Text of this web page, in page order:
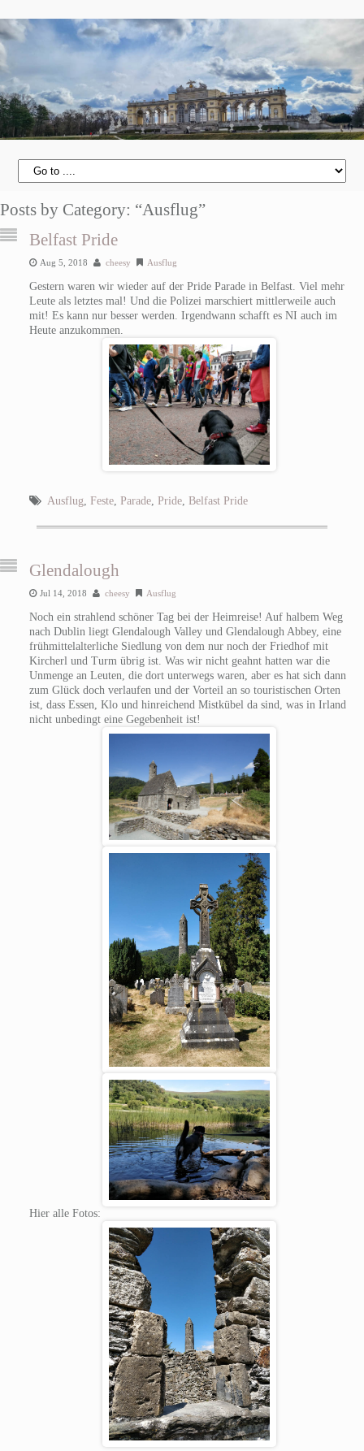
Posts by Category: “Ausflug”
Belfast Pride
Aug 5, 2018 cheesy Ausflug
Gestern waren wir wieder auf der Pride Parade in Belfast. Viel mehr
Leute als letztes mal! Und die Polizei marschiert mittlerweile auch
mit! Es kann nur besser werden. Irgendwann schafft es NI auch im
Heute anzukommen.
Ausflug Feste, Parade, Pride, Belfast Pride
Glendalough
Jul 14, 2018 cheesy Ausflug
Noch ein strahlend schöner Tag bei der Heimreise! Auf halbem Weg
nach Dublin liegt Glendalough Valley und Glendalough Abbey, eine
frühmittelalterliche Siedlung von dem nur noch der Friedhof mit
Kircherl und Turm übrig ist. Was wir nicht geahnt hatten war die
Unmenge an Leuten, die dort unterwegs waren, aber es hat sich dann
zum Glück doch verlaufen und der Vorteil an so touristischen Orten
ist, dass Essen, Klo und hinreichend Mistkübel da sind, was in Irland
nicht unbedingt eine Gegebenheit ist!
Hier alle Fotos: